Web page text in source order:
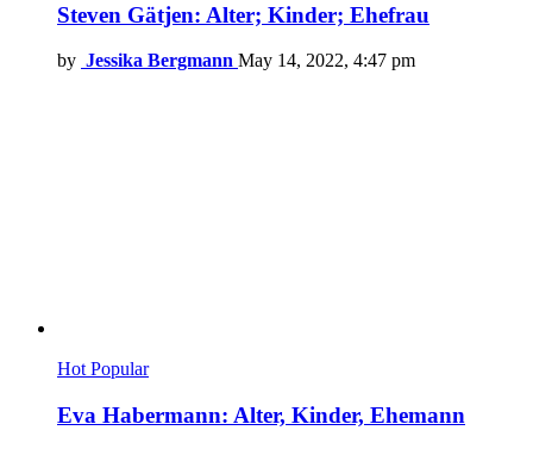
Steven Gätjen: Alter; Kinder; Ehefrau
by Jessika Bergmann May 14, 2022, 4:47 pm
Hot Popular
Eva Habermann: Alter, Kinder, Ehemann